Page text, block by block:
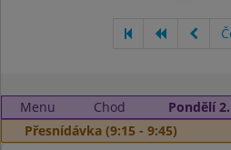
Menu Chod
Pondělí
Přesnídávka (9:15 - 9:45)